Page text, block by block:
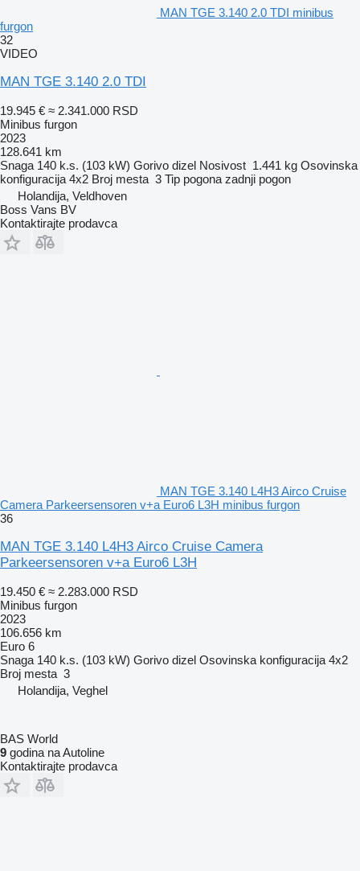
MAN TGE 3.140 2.0 TDI minibus
furgon
32
VIDEO
MAN TGE 3.140 2.0 TDI
19.945 € ≈ 2.341.000 RSD
Minibus furgon
2023
128.641 km
Snaga 140 k.s. (103 kW) Gorivo dizel Nosivost 1.441 kg Osovinska
konfiguracija 4x2 Broj mesta 3 Tip pogona zadnji pogon
Holandija, Veldhoven
Boss Vans BV
Kontaktirajte prodavca
MAN TGE 3.140 L4H3 Airco Cruise
Camera Parkeersensoren v+a Euro6 L3H minibus furgon
36
MAN TGE 3.140 L4H3 Airco Cruise Camera
Parkeersensoren v+a Euro6 L3H
19.450 € ≈ 2.283.000 RSD
Minibus furgon
2023
106.656 km
Euro 6
Snaga 140 k.s. (103 kW) Gorivo dizel Osovinska konfiguracija 4x2
Broj mesta 3
Holandija, Veghel
BAS World
9 godina na Autoline
Kontaktirajte prodavca